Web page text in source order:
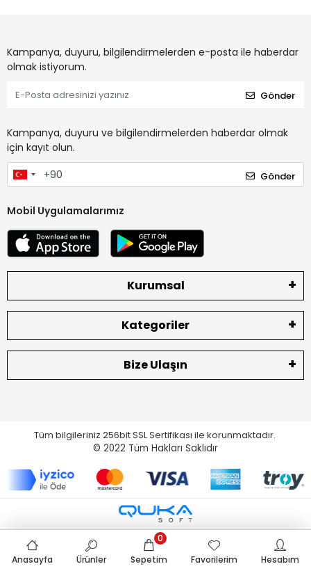
Kampanya, duyuru, bilgilendirmelerden e-posta ile haberdar
olmak istiyorum.
Gönder
Kampanya, duyuru ve bilgilendirmelerden haberdar olmak
için kayıt olun.
Gönder
Mobil Uygulamalarımız
Kurumsal
Kategoriler
Bize Ulaşın
Tüm bilgileriniz 256bit SSL Sertifikası ile korunmaktadır.
© 2022 Tüm Hakları Saklıdır
Anasayfa Ürünler Sepetim
0
Favorilerim
Hesabım